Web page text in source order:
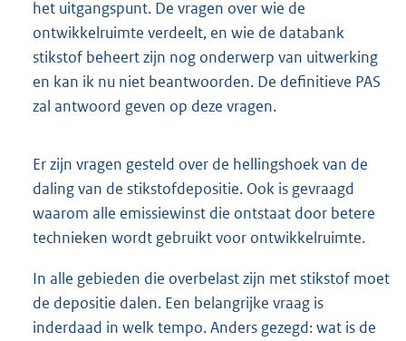
het uitgangspunt. De vragen over wie de
ontwikkelruimte verdeelt, en wie de databank
stikstof beheert zijn nog onderwerp van uitwerking
en kan ik nu niet beantwoorden. De definitieve PAS
zal antwoord geven op deze vragen.
Er zijn vragen gesteld over de hellingshoek van de
daling van de stikstofdepositie. Ook is gevraagd
waarom alle emissiewinst die ontstaat door betere
technieken wordt gebruikt voor ontwikkelruimte.
In alle gebieden die overbelast zijn met stikstof moet
de depositie dalen. Een belangrijke vraag is
inderdaad in welk tempo. Anders gezegd: wat is de